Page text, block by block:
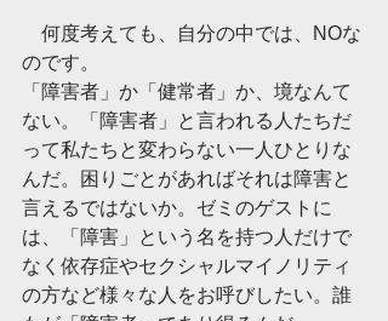
何度考えても、自分の中では、NOな
のです。
「障害者」か「健常者」か、境なんて
ない。「障害者」と言われる人たちだ
って私たちと変わらない一人ひとりな
んだ。困りごとがあればそれは障害と
言えるではないか。ゼミのゲストに
は、「障害」という名を持つ人だけで
なく依存症やセクシャルマイノリティ
の方など様々な人をお呼びしたい。誰